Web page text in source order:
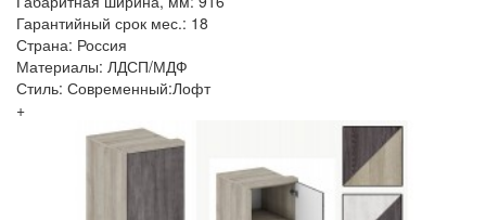
Гарантийный срок мес.: 18
Страна: Россия
Материалы: ЛДСП/МДФ
Стиль: Современный:Лофт
+